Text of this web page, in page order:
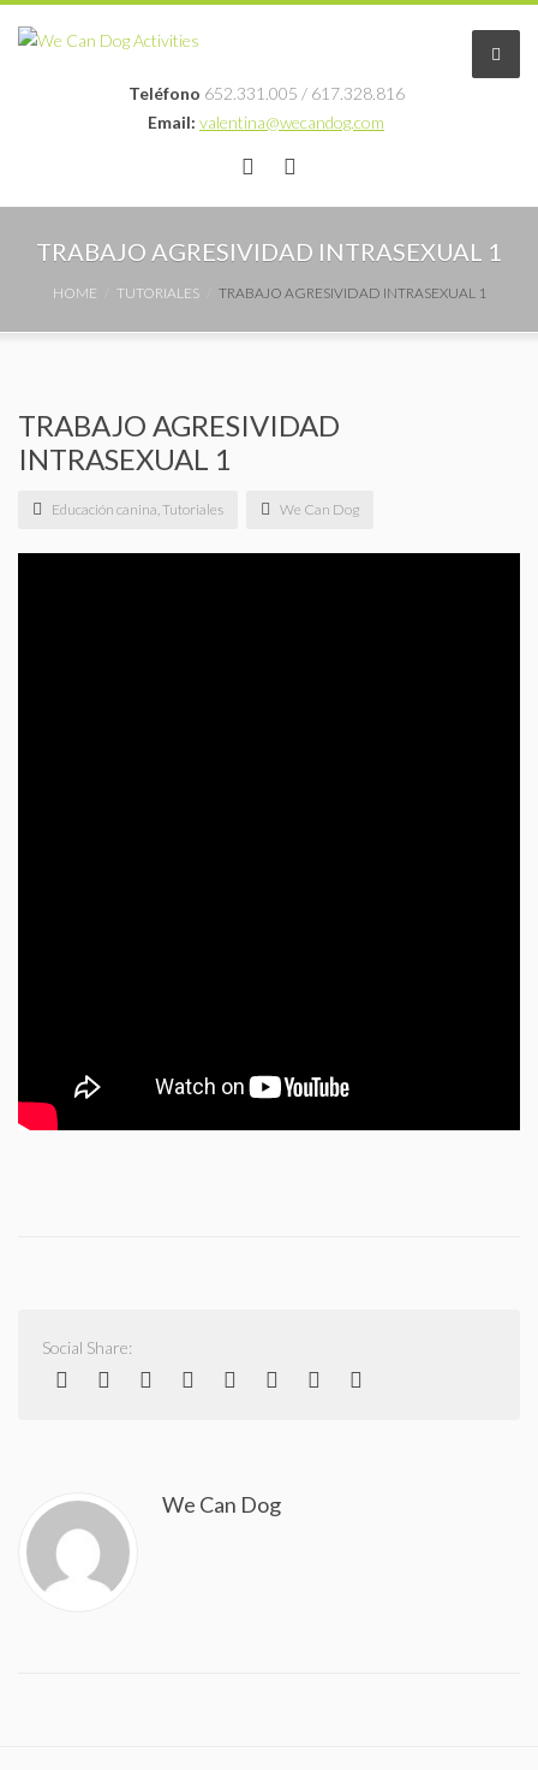
Teléfono 652.331.005 / 617.328.816
Email: valentina@wecandog.com
Profesionales
Fotos
Contacto
TRABAJO AGRESIVIDAD INTRASEXUAL 1
HOME TUTORIALES TRABAJO AGRESIVIDAD INTRASEXUAL 1
TRABAJO AGRESIVIDAD
INTRASEXUAL 1
Educación canina Tutoriales We Can Dog
Social Share:
We Can Dog